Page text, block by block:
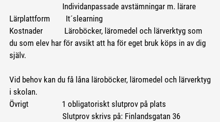
Individanpassade avstämningar m. lärare
Lärplattform It´slearning
Kostnader Läroböcker, läromedel och lärverktyg som
du som elev har för avsikt att ha för eget bruk köps in av dig
själv.
Vid behov kan du få låna läroböcker, läromedel och lärverktyg
i skolan.
Övrigt 1 obligatoriskt slutprov på plats
Slutprov skrivs på: Finlandsgatan 36